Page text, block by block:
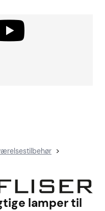
>
lamper til